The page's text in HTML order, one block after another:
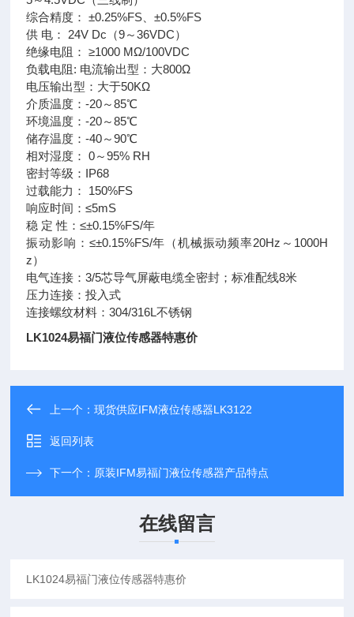
综合精度： ±0.25%FS、±0.5%FS
供 电： 24V Dc（9～36VDC）
绝缘电阻： ≥1000 MΩ/100VDC
负载电阻: 电流输出型：大800Ω
电压输出型：大于50KΩ
介质温度：-20～85℃
环境温度：-20～85℃
储存温度：-40～90℃
相对湿度： 0～95% RH
密封等级：IP68
过载能力： 150%FS
响应时间：≤5mS
稳 定 性：≤±0.15%FS/年
振动影响：≤±0.15%FS/年（机械振动频率20Hz～1000H
z）
电气连接：3/5芯导气屏蔽电缆全密封；标准配线8米
压力连接：投入式
连接螺纹材料：304/316L不锈钢
LK1024易福门液位传感器特惠价
上一个：现货供应IFM液位传感器LK3122
返回列表
下一个： 原装IFM易福门液位传感器产品特点
在线留言